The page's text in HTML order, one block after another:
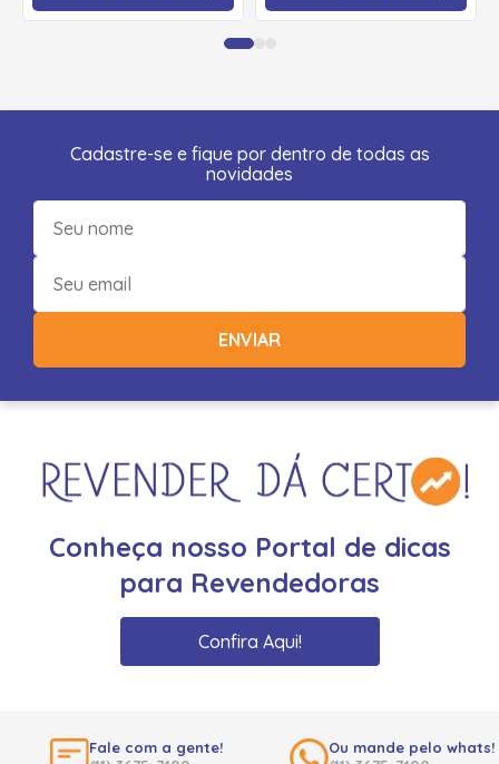
Cadastre-se e fique por dentro de todas as
novidades
ENVIAR
Conheça nosso Portal de dicas
para Revendedoras
Confira Aqui!
Fale com a gente!
Ou mande pelo whats!